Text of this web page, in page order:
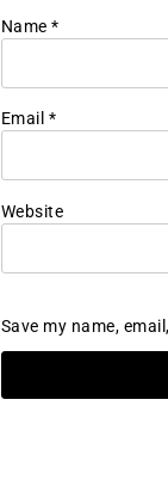
Name *
Email *
Website
Save my name,